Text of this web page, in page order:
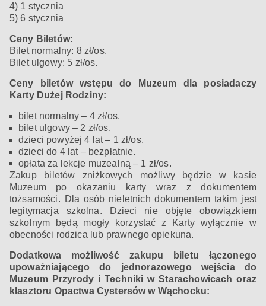
4) 1 stycznia
5) 6 stycznia
Ceny Biletów:
Bilet normalny: 8 zł/os.
Bilet ulgowy: 5 zł/os.
Ceny biletów wstępu do Muzeum dla posiadaczy
Karty Dużej Rodziny:
bilet normalny – 4 zł/os.
bilet ulgowy – 2 zł/os.
dzieci powyżej 4 lat – 1 zł/os.
dzieci do 4 lat – bezpłatnie.
opłata za lekcje muzealną – 1 zł/os.
Zakup biletów zniżkowych możliwy będzie w kasie
Muzeum po okazaniu karty wraz z dokumentem
tożsamości. Dla osób nieletnich dokumentem takim jest
legitymacja szkolna. Dzieci nie objęte obowiązkiem
szkolnym będą mogły korzystać z Karty wyłącznie w
obecności rodzica lub prawnego opiekuna.
Dodatkowa możliwość zakupu biletu łączonego
upoważniającego do jednorazowego wejścia do
Muzeum Przyrody i Techniki w Starachowicach oraz
klasztoru Opactwa Cystersów w Wąchocku: